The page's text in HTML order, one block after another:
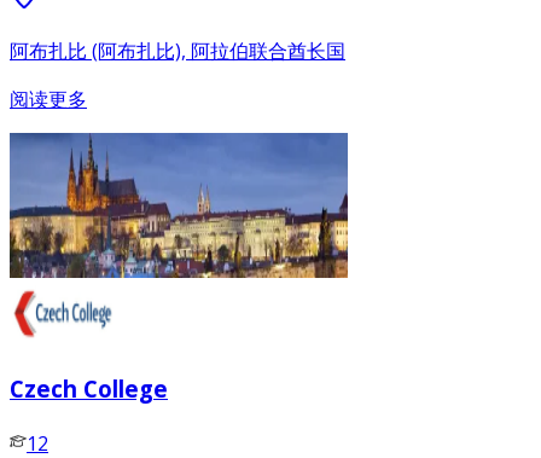
阿布扎比 (阿布扎比), 阿拉伯联合酋长国
阅读更多
Czech College
12